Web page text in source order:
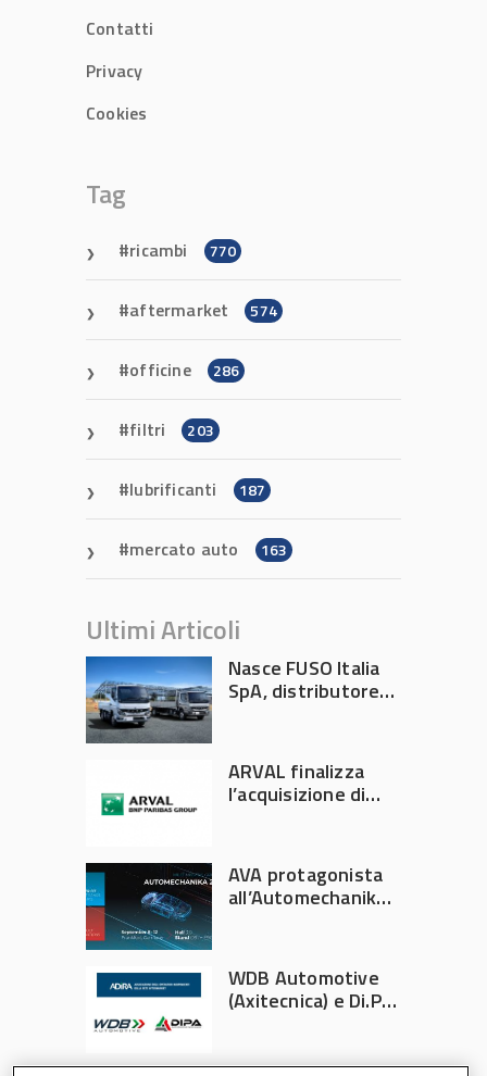
Contatti
Privacy
Cookies
Tag
ricambi 770
aftermarket 574
officine 286
filtri 203
lubrificanti 187
mercato auto 163
Ultimi Articoli
Nasce FUSO Italia
SpA, distributore
ARVAL finalizza
l’acquisizione di
AVA protagonista
all’Automechanika
WDB Automotive
(Axitecnica) e Di.Pa.